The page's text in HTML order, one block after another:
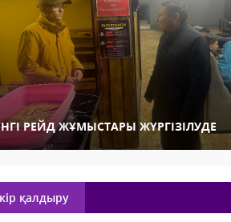
РЕЙД ЖҰМЫСТАРЫ ЖҮРГІЗІЛУДЕ
қалдыру